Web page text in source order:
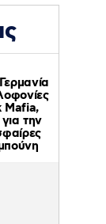
Mafia,
την